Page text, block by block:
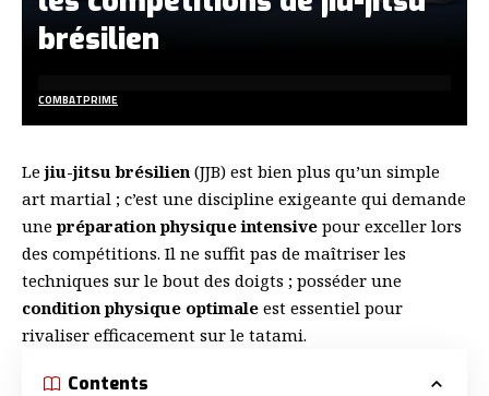
brésilien
COMBATPRIME
Lejiu-jitsu brésilien (JJB) est bien plus qu’un simple
art martial ; c’est une discipline exigeante qui demande
unepréparation physique intensive pour exceller lors
des compétitions. Il ne suffit pas de maîtriser les
techniques sur le bout des doigts ; posséder une
condition physique optimale est essentiel pour
rivaliser efficacement sur le tatami.
Contents